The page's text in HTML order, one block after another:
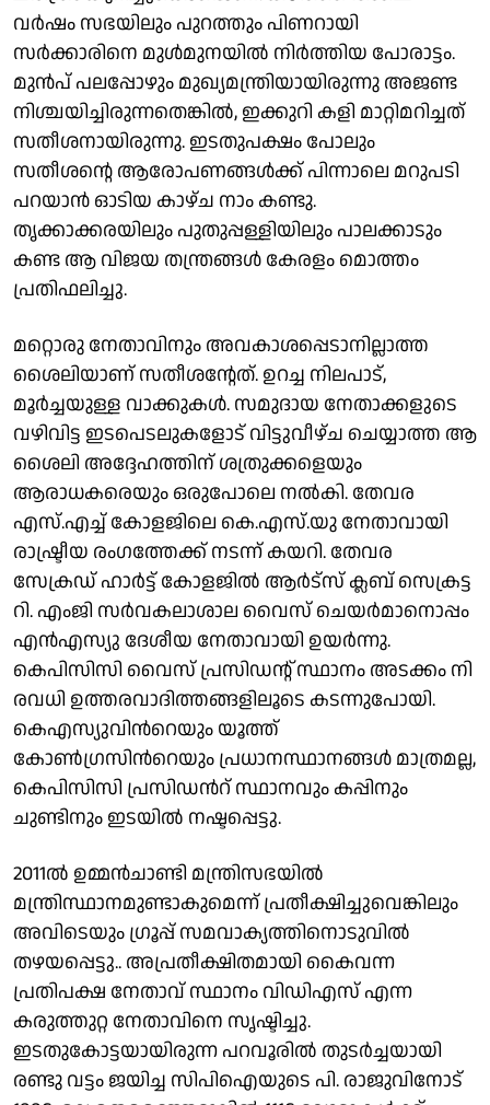
വർഷം സഭയിലും പുറത്തും പിണറായി
സർക്കാരിനെ മുൾമുനയിൽ നിർത്തിയ പോരാട്ടം.
മുൻപ് പലപ്പോഴും മുഖ്യമന്ത്രിയായിരുന്നു അജണ്ട
നിശ്ചയിച്ചിരുന്നതെങ്കിൽ, ഇക്കുറി കളി മാറ്റിമറിച്ചത്
സതീശനായിരുന്നു. ഇടതുപക്ഷം പോലും
സതീശന്റെ ആരോപണങ്ങൾക്ക് പിന്നാലെ മറുപടി
പറയാൻ ഓടിയ കാഴ്ച നാം കണ്ടു.
തൃക്കാക്കരയിലും പുതുപ്പള്ളിയിലും പാലക്കാടും
കണ്ട ആ വിജയ തന്ത്രങ്ങൾ കേരളം മൊത്തം
പ്രതിഫലിച്ചു.
മറ്റൊരു നേതാവിനും അവകാശപ്പെടാനില്ലാത്ത
ശൈലിയാണ് സതീശന്റേത്. ഉറച്ച നിലപാട്,
മൂർച്ചയുള്ള വാക്കുകൾ. സമുദായ നേതാക്കളുടെ
വഴിവിട്ട ഇടപെടലുകളോട് വിട്ടുവീഴ്ച ചെയ്യാത്ത ആ
ശൈലി അദ്ദേഹത്തിന് ശത്രുക്കളെയും
ആരാധകരെയും ഒരുപോലെ നൽകി. തേവര
എസ്.എച്ച് കോളജിലെ കെ.എസ്.യു നേതാവായി
രാഷ്ട്രീയ രംഗത്തേക്ക് നടന്ന് കയറി. തേ​വ​ര
സേക്രഡ് ഹാ​ർ​ട്ട് കോ​ള​ജി​ൽ ആ​ർ​ട്സ് ക്ല​ബ് സെ​ക്ര​ട്ട​
റി​. എംജി സർവക​ലാ​ശാ​ല വൈ​സ് ചെ​യ​ർ​മാ​നൊപ്പം
എന്‍എസ്യു ദേശീയ നേതാവായി ഉയര്‍ന്നു.
കെപിസിസി വൈ​സ് പ്ര​സി​ഡ​ന്റ് സ്ഥാ​നം അ​ട​ക്കം നി​
ര​വ​ധി ഉ​ത്ത​ര​വാ​ദി​ത്ത​ങ്ങ​ളി​ലൂ​ടെ ക​ട​ന്നു​പോ​യി.
കെഎസ്യുവിന്‍റെയും യൂത്ത്
കോണ്‍ഗ്രസിന്‍റെയും പ്രധാനസ്ഥാനങ്ങള്‍ മാത്രമല്ല,
കെപിസിസി പ്രസിഡന്‍റ് സ്ഥാനവും കപ്പിനും
ചുണ്ടിനും ഇടയില്‍ നഷ്ടപ്പെട്ടു.
2011ല്‍ ഉമ്മന്‍ചാണ്ടി മന്ത്രിസഭയില്‍
മന്ത്രിസ്ഥാനമുണ്ടാകുമെന്ന് പ്രതീക്ഷിച്ചുവെങ്കിലും
അവിടെയും ഗ്രൂപ്പ് സമവാക്യത്തിനൊടുവില്‍
തഴയപ്പെട്ടു.. അപ്രതീക്ഷിതമായി കൈവന്ന
പ്രതിപക്ഷ നേതാവ് സ്ഥാനം വിഡിഎസ് എന്ന
കരുത്തുറ്റ നേതാവിനെ സൃഷ്ടിച്ചു.
ഇടതുകോട്ടയായിരുന്ന പറവൂരില്‍ തുടര്‍ച്ചയായി
രണ്ടു വട്ടം ജയിച്ച സിപിഐയുടെ പി. രാജുവിനോട്